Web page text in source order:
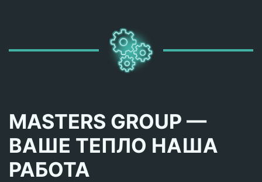
MASTERS GROUP —
ВАШЕ ТЕПЛО НАША
РАБОТА